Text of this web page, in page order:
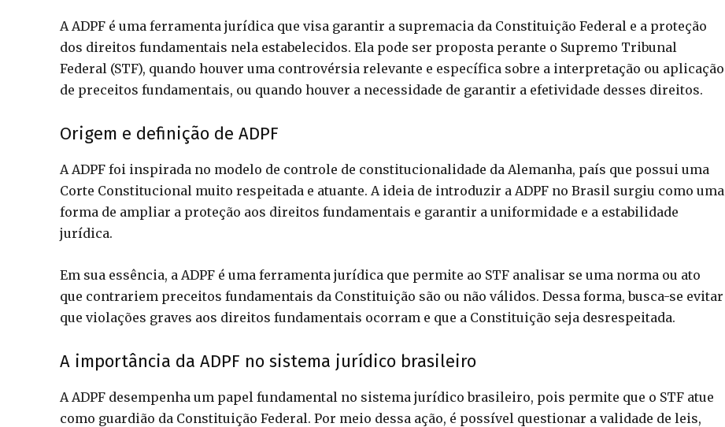
A ADPF é uma ferramenta jurídica que visa garantir a supremacia da Constituição Federal e a proteção
dos direitos fundamentais nela estabelecidos. Ela pode ser proposta perante o Supremo Tribunal
Federal (STF), quando houver uma controvérsia relevante e específica sobre a interpretação ou aplicação
de preceitos fundamentais, ou quando houver a necessidade de garantir a efetividade desses direitos.
Origem e definição de ADPF
A ADPF foi inspirada no modelo de controle de constitucionalidade da Alemanha, país que possui uma
Corte Constitucional muito respeitada e atuante. A ideia de introduzir a ADPF no Brasil surgiu como uma
forma de ampliar a proteção aos direitos fundamentais e garantir a uniformidade e a estabilidade
jurídica.
Em sua essência, a ADPF é uma ferramenta jurídica que permite ao STF analisar se uma norma ou ato
que contrariem preceitos fundamentais da Constituição são ou não válidos. Dessa forma, busca-se evitar
que violações graves aos direitos fundamentais ocorram e que a Constituição seja desrespeitada.
A importância da ADPF no sistema jurídico brasileiro
A ADPF desempenha um papel fundamental no sistema jurídico brasileiro, pois permite que o STF atue
como guardião da Constituição Federal. Por meio dessa ação, é possível questionar a validade de leis,